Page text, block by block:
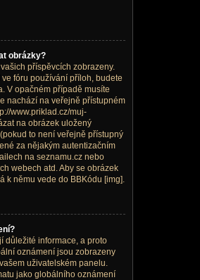
obrázky?
příspěvcích zobrazeny.
fóru používání příloh, budete
V opačném případě musíte
nachází na veřejně přístupném
www.priklad.cz/muj-
na obrázek uložený
to není veřejně přístupný
za nějakým autentizačním
na seznamu.cz nebo
webech atd. Aby se obrázek
k němu vede do BBKódu [img].
důležité informace, a proto
oznámení jsou zobrazeny
uživatelském panelu.
jako globálního oznámení